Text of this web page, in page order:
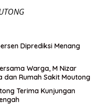
Diprediksi Menang
Warga, M Nizar
dan Rumah Sakit Moutong
Terima Kunjungan